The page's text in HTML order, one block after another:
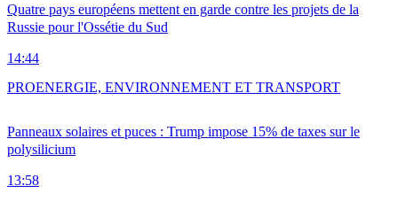
Quatre pays européens mettent en garde contre les projets de la
Russie pour l'Ossétie du Sud
14:44
Panneaux solaires et puces : Trump impose 15% de taxes sur le
polysilicium
13:58
PROENERGIE, ENVIRONNEMENT ET TRANSPORT